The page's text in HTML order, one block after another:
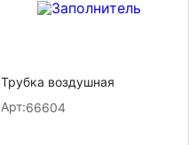
Трубка воздушная
Арт:66604